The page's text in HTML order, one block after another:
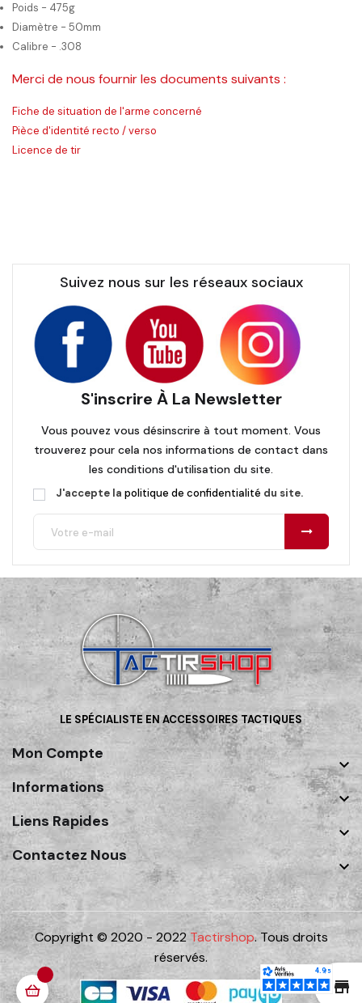
Poids - 475g
Diamètre - 50mm
Calibre - .308
Merci de nous fournir les documents suivants :
Fiche de situation de l'arme concerné
Pièce d'identité recto / verso
Licence de tir
Suivez nous sur les réseaux sociaux
S'inscrire À La Newsletter
Vous pouvez vous désinscrire à tout moment. Vous
trouverez pour cela nos informations de contact dans
les conditions d'utilisation du site.
J'accepte la politique de confidentialité du site.
LE SPÉCIALISTE EN ACCESSOIRES TACTIQUES
Mon Compte

Informations

Liens Rapides

Contactez Nous

Copyright © 2020 - 2022Tactirshop. Tous droits
réservés.